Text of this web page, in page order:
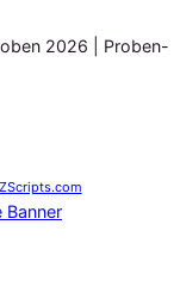
2026 | Proben-
Banner